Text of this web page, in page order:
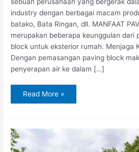
industry dengan berbagai macam
batako, Bata Ringan, dll. MANFAAT
merupakan beberapa keunggulan dari
block untuk eksterior rumah. Menjaga
Dengan pemasangan paving block
penyerapan air ke dalam […]
Read More »
Jual